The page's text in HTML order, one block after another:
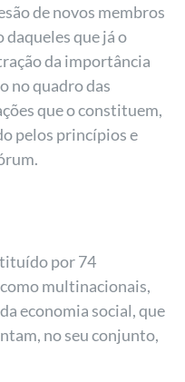
de novos membros
daqueles que já o
da importância
no quadro das
que o constituem,
pelos princípios e
por 74
multinacionais,
economia social, que
no seu conjunto,